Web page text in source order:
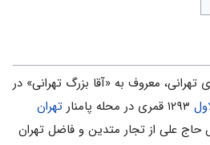
معروف به «آقا بزرگ تهرانی» در
تهران
علی از تجار متدین و فاضل تهران